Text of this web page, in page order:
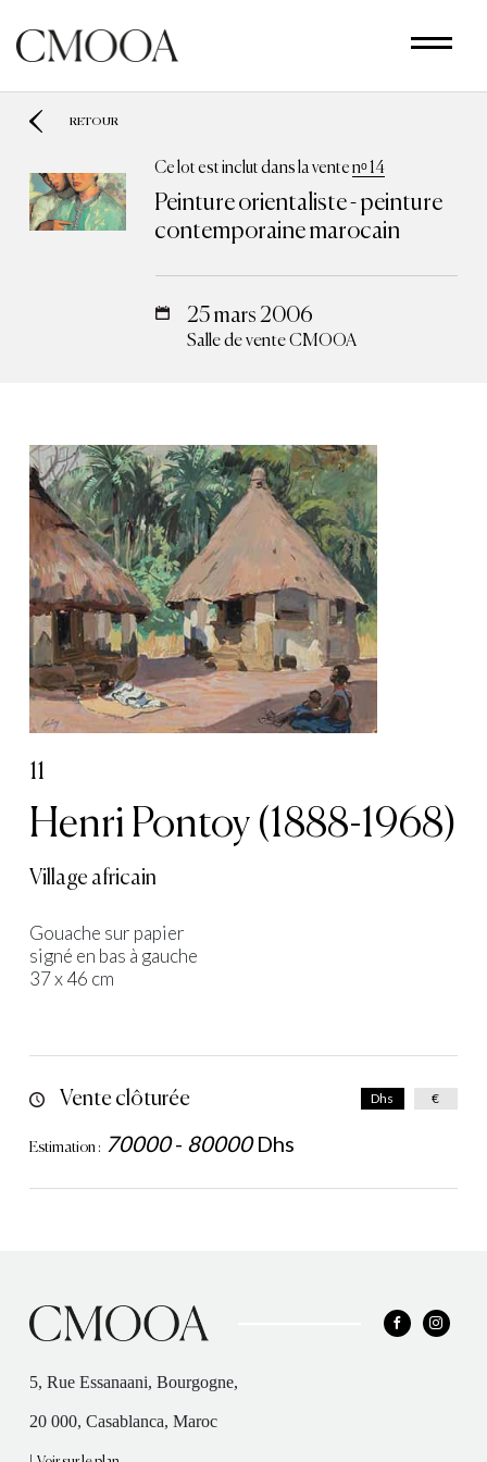
contenu
principal
RETOUR
Ce lot est inclut dans la ventenᵒ 14
Peinture orientaliste - peinture
contemporaine marocain
25 mars 2006
Salle de vente CMOOA
11
Henri Pontoy (1888-1968)
Village africain
Gouache sur papier
signé en bas à gauche
37 x 46 cm
Vente clôturée
Estimation : 70000- 80000 Dhs
Dhs €
5, Rue Essanaani, Bourgogne,
20 000, Casablanca, Maroc